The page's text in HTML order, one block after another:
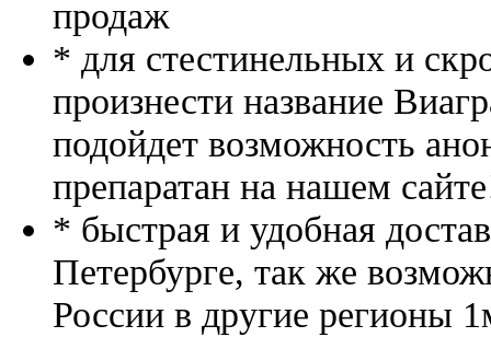
продаж
* для стестинельных и
произнести название
подойдет возможность
препаратан на нашем
* быстрая и удобная
Петербурге, так же
России в другие регионы